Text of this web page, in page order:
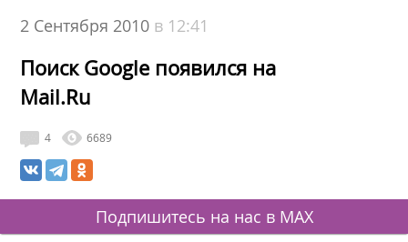
2 Сентября 2010 в 12:41
Поиск Google появился на
Mail.Ru
4 6689
Подпишитесь на нас в MAX